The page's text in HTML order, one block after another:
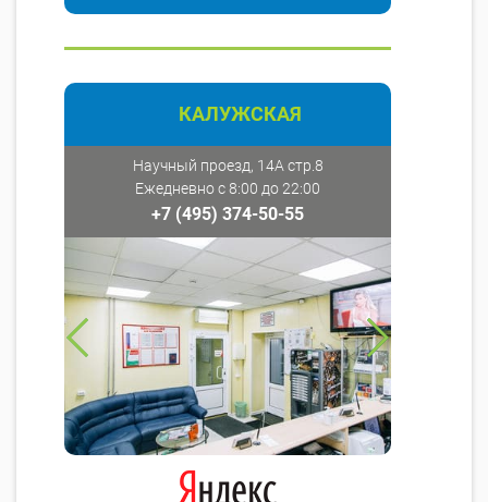
КАЛУЖСКАЯ
Научный проезд, 14А стр.8
Ежедневно с 8:00 до 22:00
+7 (495) 374-50-55